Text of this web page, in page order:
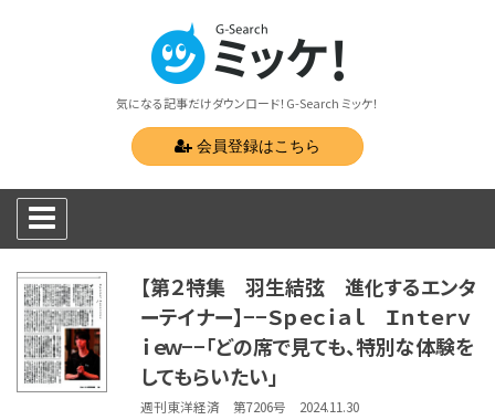
気になる記事だけダウンロード！G-Search ミッケ！
会員登録はこちら
【第２特集 羽生結弦 進化するエンタ
ーテイナー】−−Ｓｐｅｃｉａｌ Ｉｎｔｅｒｖ
ｉｅｗ−−「どの席で見ても、特別な体験を
してもらいたい」
週刊東洋経済 第7206号 2024.11.30